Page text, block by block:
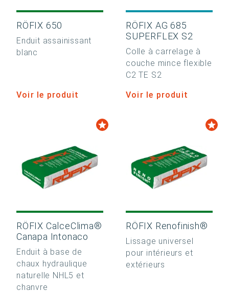
RÖFIX 650
Enduit assainissant
blanc
Voir le produit
RÖFIX AG 685
SUPERFLEX S2
Colle à carrelage à
couche mince flexible
C2 TE S2
Voir le produit
RÖFIX CalceClima®
Canapa Intonaco
Enduit à base de
chaux hydraulique
naturelle NHL5 et
chanvre
RÖFIX Renofinish®
Lissage universel
pour intérieurs et
extérieurs